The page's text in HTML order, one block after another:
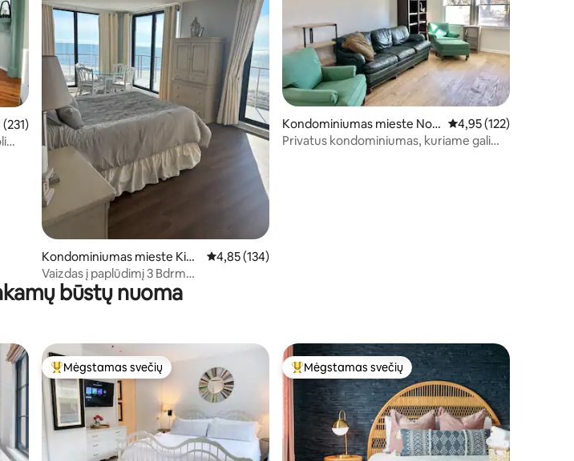
įvertinimas: 4,98 iš 5, atsiliepimų: 231
Kondominiumas mieste Kia
wah Island
Vidutinis įvertinimas: 4,85 iš 5, atsiliepimų: 134
4,85 (134)
Vaizdas į paplūdimį 3 Bdrm
kondominiumas
Kondominiumas mieste Nort
h Charleston
Vidutinis įvertinimas:
4,95 (122)
Privatus kondominiumas, kuriame galima
būstų nuoma
Svečių mėgstamiausias
Mėgstamas svečių Svečių mėgstamiausias
Mėgstamas svečių